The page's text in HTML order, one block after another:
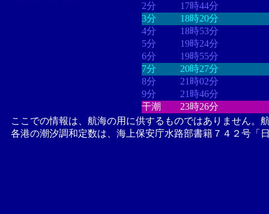
2分
17時44分
3分
18時20分
4分
18時53分
5分
19時24分
6分
19時55分
7分
20時27分
8分
21時02分
9分
21時46分
干潮
23時26分
ここでの情報は、航海の用に供するものではありません。
各港の潮汐調和定数は、海上保安庁水路部書籍７４２号「